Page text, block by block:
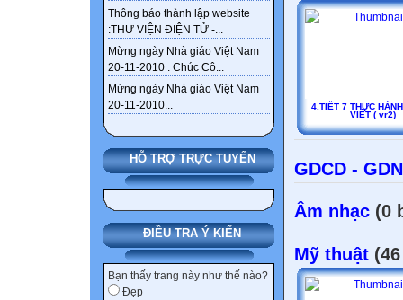
Thông báo thành lập website
:THƯ VIỆN ĐIỆN TỬ -...
Mừng ngày Nhà giáo Việt Nam
20-11-2010 . Chúc Cô...
Mừng ngày Nhà giáo Việt Nam
20-11-2010...
HỖ TRỢ TRỰC TUYẾN
ĐIỀU TRA Ý KIẾN
Bạn thấy trang này như thế nào?
Đẹp
4.TIẾT 7 THỰC
VIỆT ( vr2)
GDCD -
Âm nhạc (0
Mỹ thuật